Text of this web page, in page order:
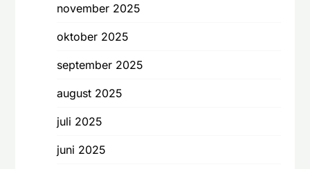
november 2025
oktober 2025
september 2025
august 2025
juli 2025
juni 2025